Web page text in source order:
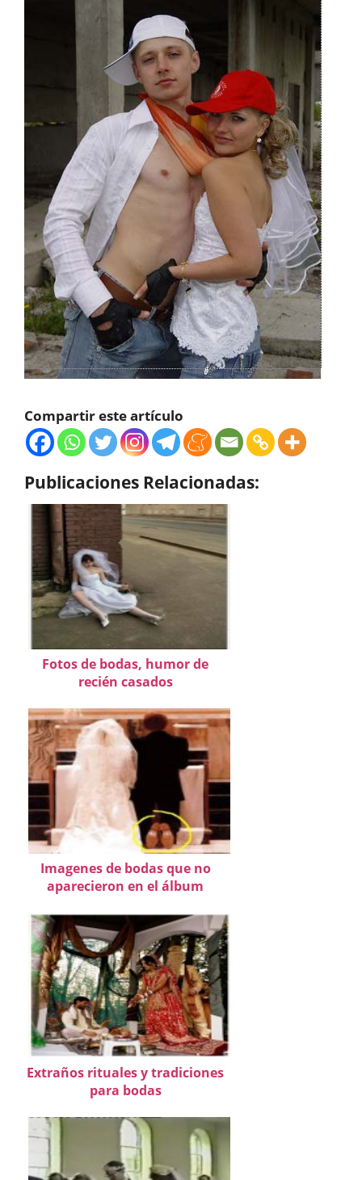
Compartir este artículo
Publicaciones Relacionadas:
Fotos de bodas, humor de
recién casados
Imagenes de bodas que no
aparecieron en el álbum
Extraños rituales y tradiciones
para bodas